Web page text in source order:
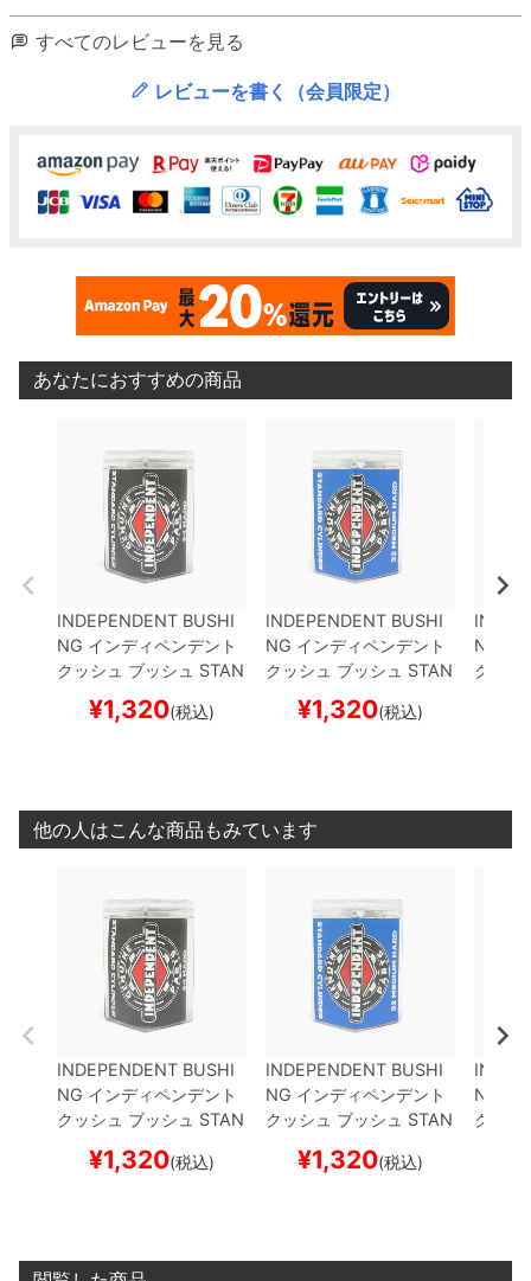
すべてのレビューを見る
レビューを書く（会員限定）
あなたにおすすめの商品
INDEPENDENT BUSHI
NG インディペンデント
クッシュ ブッシュ STAN
DARD CYLINDER
（94A）BLACKスケー
¥1,320(税込)
INDEPENDENT BUSHI
NG インディペンデント
クッシュ ブッシュ STAN
DARD CYLINDER
UM HARD（92A）BLU
¥1,320(税込)
NG
クッシ
他の人はこんな商品もみています
INDEPENDENT BUSHI
NG インディペンデント
クッシュ ブッシュ STAN
（94A）BLACKスケー
¥1,320(税込)
INDEPENDENT BUSHI
NG インディペンデント
クッシュ ブッシュ STAN
UM HARD（92A）BLU
¥1,320(税込)
NG
クッシ